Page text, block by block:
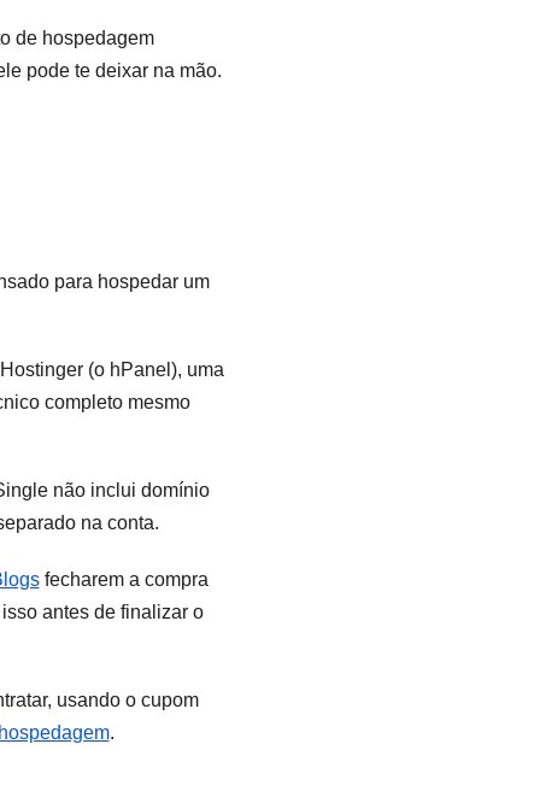
de hospedagem
pode te deixar na mão.
para hospedar um
(o hPanel), uma
completo mesmo
não inclui domínio
na conta.
fecharem a compra
antes de finalizar o
usando o cupom
.